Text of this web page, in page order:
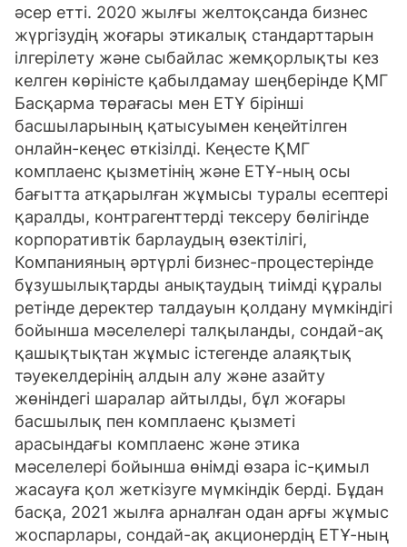
әсер етті. 2020 жылғы желтоқсанда бизнес
жүргізудің жоғары этикалық стандарттарын
ілгерілету және сыбайлас жемқорлықты кез
келген көріністе қабылдамау шеңберінде ҚМГ
Басқарма төрағасы мен ЕТҰ бірінші
басшыларының қатысуымен кеңейтілген
онлайн-кеңес өткізілді. Кеңесте ҚМГ
комплаенс қызметінің және ЕТҰ-ның осы
бағытта атқарылған жұмысы туралы есептері
қаралды, контрагенттерді тексеру бөлігінде
корпоративтік барлаудың өзектілігі,
Компанияның әртүрлі бизнес-процестерінде
бұзушылықтарды анықтаудың тиімді құралы
ретінде деректер талдауын қолдану мүмкіндігі
бойынша мәселелері талқыланды, сондай-ақ
қашықтықтан жұмыс істегенде алаяқтық
тәуекелдерінің алдын алу және азайту
жөніндегі шаралар айтылды, бұл жоғары
басшылық пен комплаенс қызметі
арасындағы комплаенс және этика
мәселелері бойынша өнімді өзара іс-қимыл
жасауға қол жеткізуге мүмкіндік берді. Бұдан
басқа, 2021 жылға арналған одан арғы жұмыс
жоспарлары, сондай-ақ акционердің ЕТҰ-ның